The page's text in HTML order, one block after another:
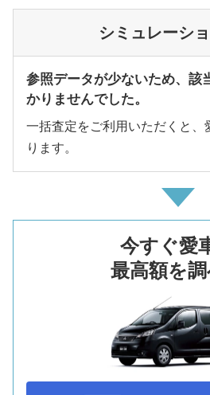
シミュレーシ
参照データが少ないため、該
かりませんでした。
一括査定をご利用いただくと、
ります。
今すぐ愛
最高額を